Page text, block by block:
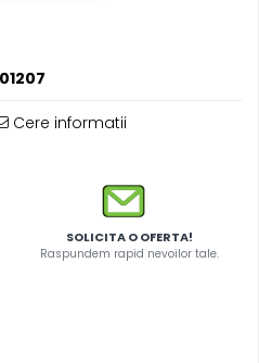
Cere informatii
SOLICITA O OFERTA!
Raspundem rapid nevoilor tale.